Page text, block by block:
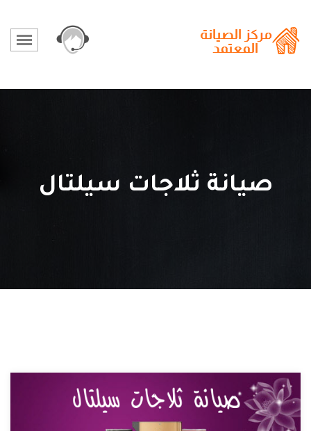
صيانة ثلاجات سيلتال